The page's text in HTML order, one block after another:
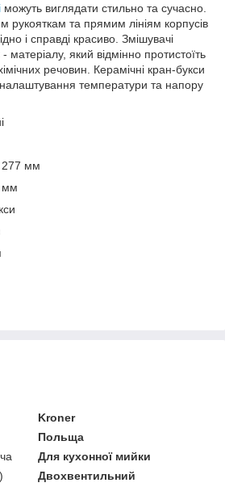
можуть виглядати стильно та сучасно.
рукояткам та прямим лініям корпусів
і справді красиво. Змішувачі
- матеріалу, який відмінно протистоїть
хімічних речовин. Керамічні кран-букси
налаштування температури та напору
277 мм
мм
Kroner
Польща
Для кухонної мийки
Двохвентильний